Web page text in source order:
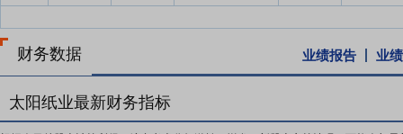
财务数据 业绩报告 业
太阳纸业最新财务指标